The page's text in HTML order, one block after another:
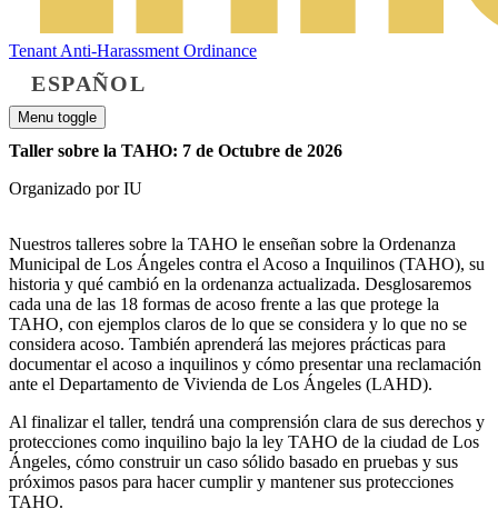
Tenant Anti-Harassment Ordinance
ESPAÑOL
Menu toggle
Taller sobre la TAHO: 7 de Octubre de 2026
Organizado por IU
Nuestros talleres sobre la TAHO le enseñan sobre la Ordenanza
Municipal de Los Ángeles contra el Acoso a Inquilinos (TAHO), su
historia y qué cambió en la ordenanza actualizada. Desglosaremos
cada una de las 18 formas de acoso frente a las que protege la
TAHO, con ejemplos claros de lo que se considera y lo que no se
considera acoso. También aprenderá las mejores prácticas para
documentar el acoso a inquilinos y cómo presentar una reclamación
ante el Departamento de Vivienda de Los Ángeles (LAHD).
Al finalizar el taller, tendrá una comprensión clara de sus derechos y
protecciones como inquilino bajo la ley TAHO de la ciudad de Los
Ángeles, cómo construir un caso sólido basado en pruebas y sus
próximos pasos para hacer cumplir y mantener sus protecciones
TAHO.